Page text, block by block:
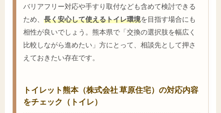
バリアフリー対応や手すり取付なども含めて検討できる
ため、 長く安心して使えるトイレ環境を目指す場合にも
相性が良いでしょう。熊本県で「交換の選択肢を幅広く
比較しながら進めたい」方にとって、相談先として押さ
えておきたい存在です。
トイレット熊本（株式会社 草原住宅）の対応内容
をチェック（トイレ）